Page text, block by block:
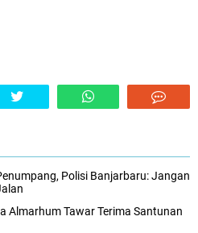
Polisi Banjarbaru: Jangan
Almarhum Tawar Terima Santunan